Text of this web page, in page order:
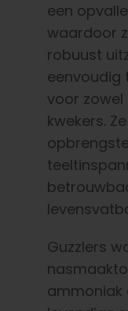
een
waardoor
robuust
eenvoudig
voor
kwekers.
Guzzlers
ammoniak